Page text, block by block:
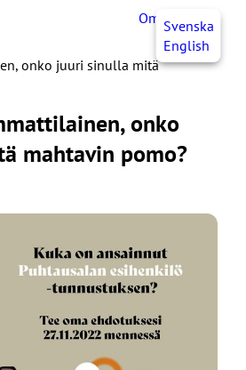
OmaJHLSvenska
English
onko juuri sinulla mitä
onko
mahtavin pomo?